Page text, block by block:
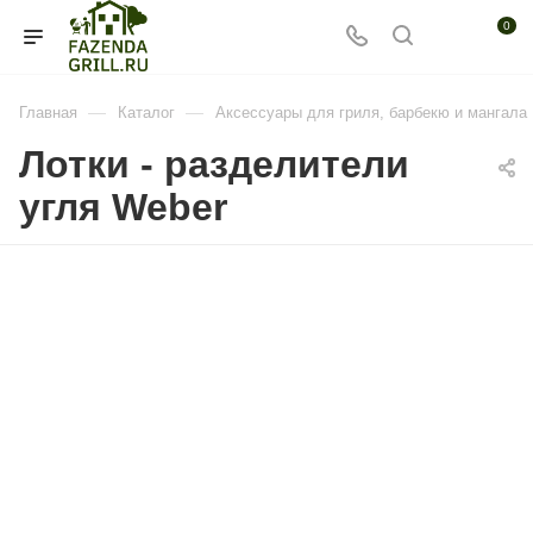
0
Главная — Каталог — Аксессуары для гриля, барбекю и мангала
Лотки - разделители
угля Weber